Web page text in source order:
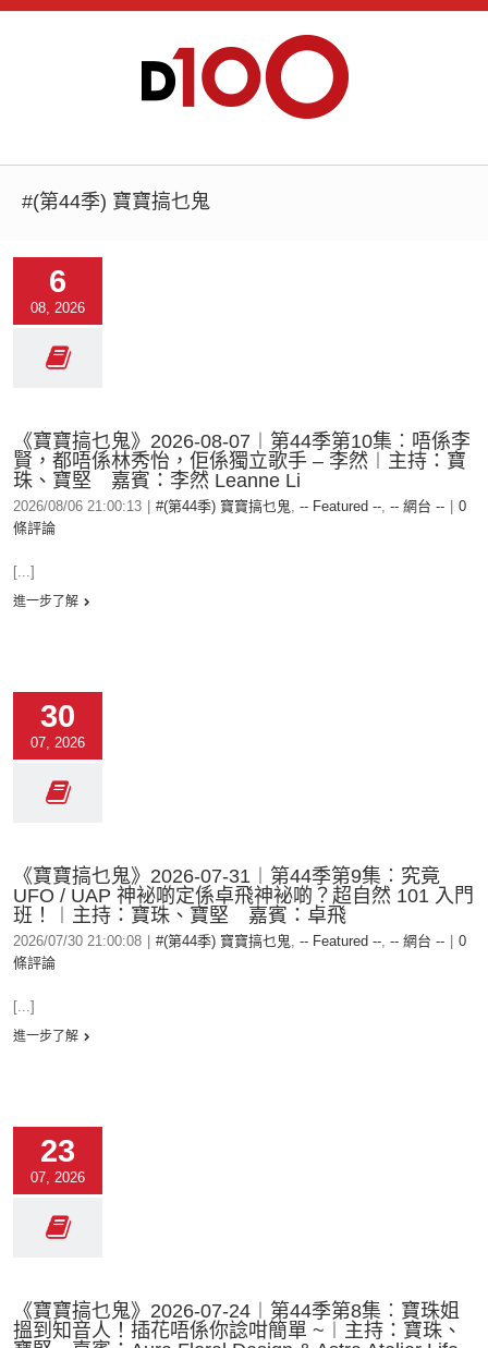
#(第44季) 寶寶搞乜鬼
6
08, 2026
《寶寶搞乜鬼》2026-08-07︱第44季第10集︰唔係李
賢，都唔係林秀怡，佢係獨立歌手 – 李然︱主持：寶
珠、寶堅 嘉賓：李然 Leanne Li
2026/08/06 21:00:13 #(第44季) 寶寶搞乜鬼, -- Featured --, -- 網台 --
0
條評論
[...]
進一步了解
30
07, 2026
《寶寶搞乜鬼》2026-07-31︱第44季第9集︰究竟
UFO / UAP 神袐啲定係卓飛神袐啲？超自然 101 入門
班！︱主持：寶珠、寶堅 嘉賓：卓飛
2026/07/30 21:00:08 #(第44季) 寶寶搞乜鬼, -- Featured --, -- 網台 --
0
條評論
[...]
進一步了解
23
07, 2026
《寶寶搞乜鬼》2026-07-24︱第44季第8集︰寶珠姐
搵到知音人！插花唔係你諗咁簡單 ~︱主持：寶珠、